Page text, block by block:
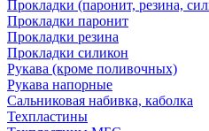
Прокладки (паронит, резина,
Прокладки паронит
Прокладки резина
Прокладки силикон
Рукава (кроме поливочных)
Рукава напорные
Сальниковая набивка, каболка
Техпластины